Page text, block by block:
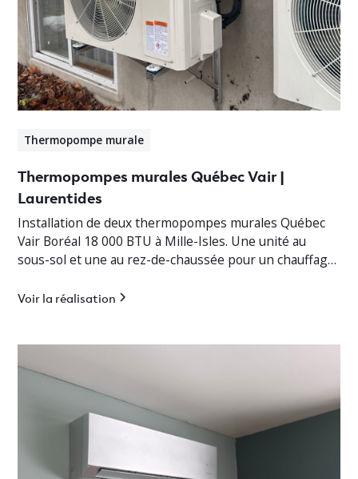
Thermopompe murale
Thermopompes murales Québec Vair |
Laurentides
Installation de deux thermopompes murales Québec
Vair Boréal 18 000 BTU à Mille-Isles. Une unité au
sous-sol et une au rez-de-chaussée pour un chauffage
Voir la réalisation